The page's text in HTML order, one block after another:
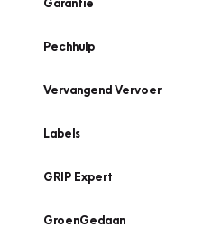
Pechhulp
Vervangend Vervoer
Labels
GRIP Expert
GroenGedaan